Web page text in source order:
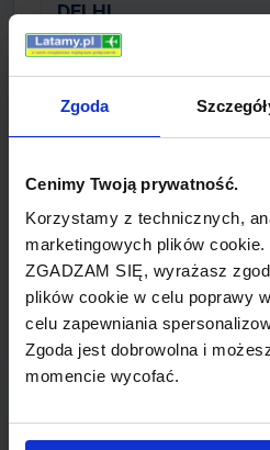
Zgoda
Cenimy Twoją prywatność.
Korzystamy z technicznych,
marketingowych plików
ZGADZAM SIĘ, wyrażasz
plików cookie w celu poprawy
celu zapewniania
Zgoda jest dobrowolna i
momencie wycofać.
DELHI
TYP POŁĄCZENIA
z przesiadką
REZERWACJA
online lub telefoniczna
PŁATNOŚĆ
przelew, gotówka,
LINIA